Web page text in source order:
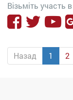
Візьміть участь
Назад 1 2